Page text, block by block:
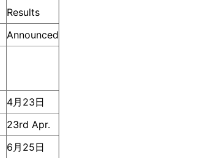
Results
Announced
4月23日
23rd Apr.
6月25日